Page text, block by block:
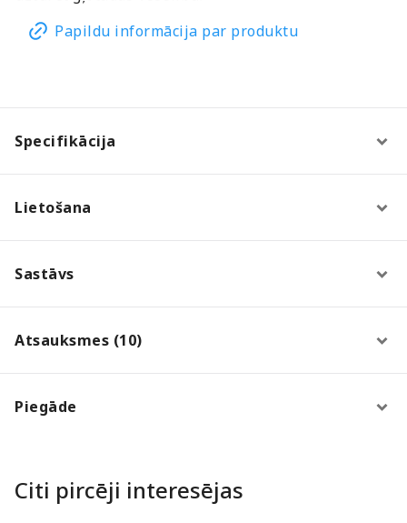
Papildu informācija par produktu
Specifikācija
Lietošana
Sastāvs
Atsauksmes (10)
Piegāde
Citi pircēji interesējas